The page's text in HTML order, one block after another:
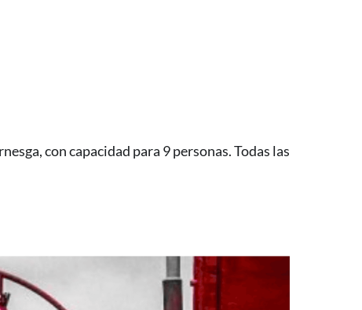
con capacidad para 9 personas. Todas las